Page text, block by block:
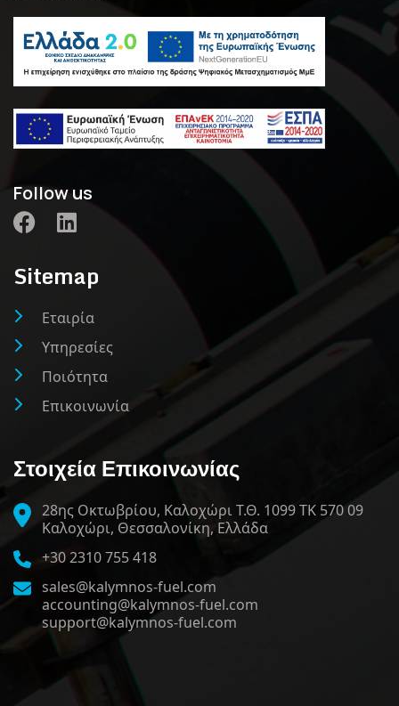
Follow us
Sitemap
Εταιρία
Υπηρεσίες
Ποιότητα
Επικοινωνία
Στοιχεία Επικοινωνίας
28ης Οκτωβρίου, Καλοχώρι Τ.Θ. 1099 ΤΚ 570 09
Καλοχώρι, Θεσσαλονίκη, Ελλάδα
+30 2310 755 418
sales@kalymnos-fuel.com
accounting@kalymnos-fuel.com
support@kalymnos-fuel.com